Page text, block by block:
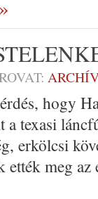
hogy
texasi
erkölcsi
ették meg